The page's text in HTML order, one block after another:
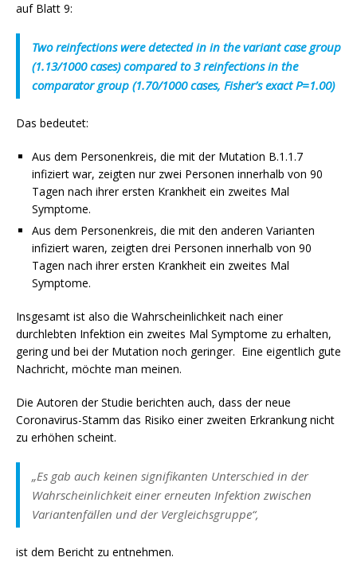
auf Blatt 9:
Two reinfections were detected in in the variant case group
(1.13/1000 cases) compared to 3 reinfections in the
comparator group (1.70/1000 cases, Fisher’s exact P=1.00)
Das bedeutet:
Aus dem Personenkreis, die mit der Mutation B.1.1.7
infiziert war, zeigten nur zwei Personen innerhalb von 90
Tagen nach ihrer ersten Krankheit ein zweites Mal
Symptome.
Aus dem Personenkreis, die mit den anderen Varianten
infiziert waren, zeigten drei Personen innerhalb von 90
Tagen nach ihrer ersten Krankheit ein zweites Mal
Symptome.
Insgesamt ist also die Wahrscheinlichkeit nach einer
durchlebten Infektion ein zweites Mal Symptome zu erhalten,
gering und bei der Mutation noch geringer. Eine eigentlich gute
Nachricht, möchte man meinen.
Die Autoren der Studie berichten auch, dass der neue
Coronavirus-Stamm das Risiko einer zweiten Erkrankung nicht
zu erhöhen scheint.
„Es gab auch keinen signifikanten Unterschied in der
Wahrscheinlichkeit einer erneuten Infektion zwischen
Variantenfällen und der Vergleichsgruppe“,
ist dem Bericht zu entnehmen.